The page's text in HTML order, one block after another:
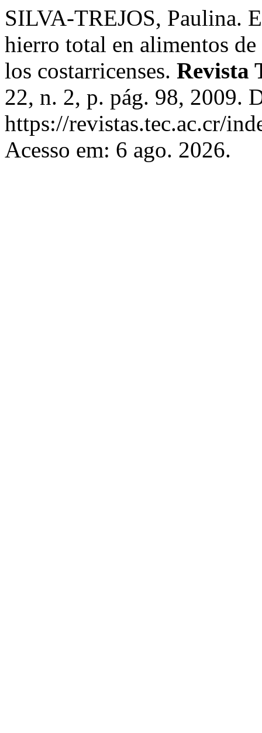
SILVA-TREJOS, Paulina.
hierro total en alimentos de
los costarricenses. Revista
22, n. 2, p. pág. 98, 2009.
https://revistas.tec.ac.cr/
Acesso em: 6 ago. 2026.